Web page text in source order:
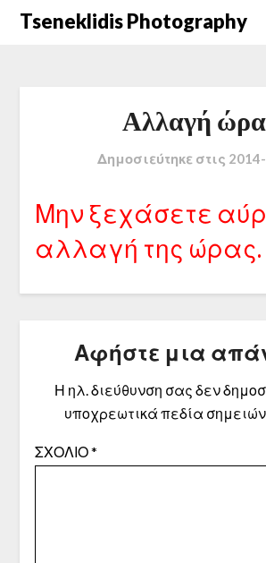
Μετάβαση
Tseneklidis Photography
Αλλαγή
Δημοσιεύτηκε στις
Μην ξεχάσετε
αλλαγή της ώρας.
Αφήστε μια
Η ηλ. διεύθυνση σας δεν
υποχρεωτικά πεδία
ΣΧΌΛΙΟ*